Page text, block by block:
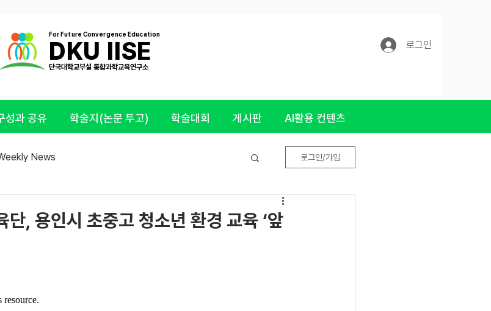
​단국대학교부설 통합과학교육연구소
DKU IISE
For Future Convergence Education
로그인
성과 공유 학술지(논문 투고) 학술대회 게시판 AI활용 컨텐츠
News 로그인/가입
단, 용인시 초중고 청소년 환경 교육 ‘앞